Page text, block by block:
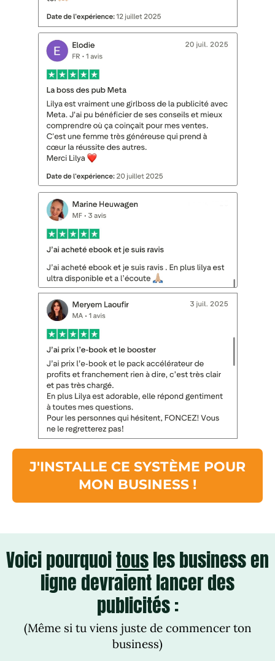
J'INSTALLE CE SYSTÈME POUR
MON BUSINESS !
Voici pourquoitousles business en
ligne devraient lancer des
publicités :
(Même si tu viens juste de commencer ton
business)